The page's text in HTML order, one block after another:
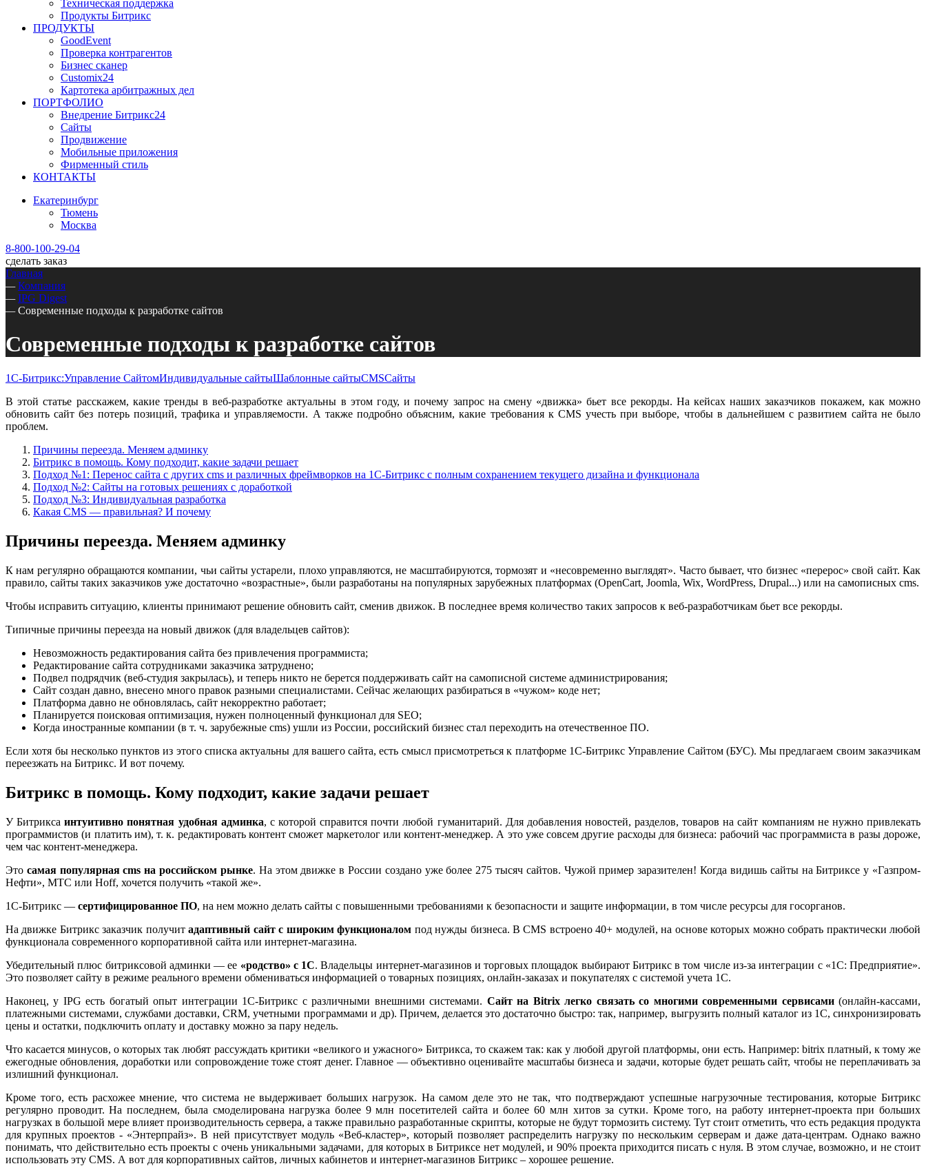
Техническая поддержка
Продукты Битрикс
ПРОДУКТЫ
GoodEvent
Проверка контрагентов
Бизнес сканер
Customix24
Картотека арбитражных дел
ПОРТФОЛИО
Внедрение Битрикс24
Сайты
Продвижение
Мобильные приложения
Фирменный стиль
КОНТАКТЫ
Екатеринбург
Тюмень
Москва
8-800-100-29-04
сделать заказ
Главная
— Компания
— IPG Digest
— Современные подходы к разработке сайтов
Современные подходы к разработке сайтов
1С-Битрикс:Управление СайтомИндивидуальные сайтыШаблонные сайтыCMSСайты
В этой статье расскажем, какие тренды в веб-разработке актуальны в этом году, и почему запрос на смену «движка» бьет все рекорды. На кейсах наших заказчиков покажем, как можно
обновить сайт без потерь позиций, трафика и управляемости. А также подробно объясним, какие требования к CMS учесть при выборе, чтобы в дальнейшем с развитием сайта не было
проблем.
Причины переезда. Меняем админку
Битрикс в помощь. Кому подходит, какие задачи решает
Подход №1: Перенос сайта с других cms и различных фреймворков на 1С-Битрикс с полным сохранением текущего дизайна и функционала
Подход №2: Сайты на готовых решениях с доработкой
Подход №3: Индивидуальная разработка
Какая СMS — правильная? И почему
Причины переезда. Меняем админку
К нам регулярно обращаются компании, чьи сайты устарели, плохо управляются, не масштабируются, тормозят и «несовременно выглядят». Часто бывает, что бизнес «перерос» свой сайт. Как
правило, сайты таких заказчиков уже достаточно «возрастные», были разработаны на популярных зарубежных платформах (OpenCart, Joomla, Wix, WordPress, Drupal...) или на самописных cms.
Чтобы исправить ситуацию, клиенты принимают решение обновить сайт, сменив движок. В последнее время количество таких запросов к веб-разработчикам бьет все рекорды.
Типичные причины переезда на новый движок (для владельцев сайтов):
Невозможность редактирования сайта без привлечения программиста;
Редактирование сайта сотрудниками заказчика затруднено;
Подвел подрядчик (веб-студия закрылась), и теперь никто не берется поддерживать сайт на самописной системе администрирования;
Сайт создан давно, внесено много правок разными специалистами. Сейчас желающих разбираться в «чужом» коде нет;
Платформа давно не обновлялась, сайт некорректно работает;
Планируется поисковая оптимизация, нужен полноценный функционал для SEO;
Когда иностранные компании (в т. ч. зарубежные cms) ушли из России, российский бизнес стал переходить на отечественное ПО.
Если хотя бы несколько пунктов из этого списка актуальны для вашего сайта, есть смысл присмотреться к платформе 1С-Битрикс Управление Сайтом (БУС). Мы предлагаем своим заказчикам
переезжать на Битрикс. И вот почему.
Битрикс в помощь. Кому подходит, какие задачи решает
У Битриксаинтуитивно понятная удобная админка, с которой справится почти любой гуманитарий. Для добавления новостей, разделов, товаров на сайт компаниям не нужно привлекать
программистов (и платить им), т. к. редактировать контент сможет маркетолог или контент-менеджер. А это уже совсем другие расходы для бизнеса: рабочий час программиста в разы дороже,
чем час контент-менеджера.
Это самая популярная cms на российском рынке. На этом движке в России создано уже более 275 тысяч сайтов. Чужой пример заразителен! Когда видишь сайты на Битриксе у «Газпром-
Нефти», МТС или Hoff, хочется получить «такой же».
1С-Битрикс — сертифицированное ПО, на нем можно делать сайты с повышенными требованиями к безопасности и защите информации, в том числе ресурсы для госорганов.
На движке Битрикс заказчик получитадаптивный сайт с широким функционалом под нужды бизнеса. В CMS встроено 40+ модулей, на основе которых можно собрать практически любой
функционала современного корпоративной сайта или интернет-магазина.
Убедительный плюс битриксовой админки — ее «родство» с 1С. Владельцы интернет-магазинов и торговых площадок выбирают Битрикс в том числе из-за интеграции с «1С: Предприятие».
Это позволяет сайту в режиме реального времени обмениваться информацией о товарных позициях, онлайн-заказах и покупателях с системой учета 1С.
Наконец, у IPG есть богатый опыт интеграции 1С-Битрикс с различными внешними системами. Сайт на Bitrix легко связать со многими современными сервисами(онлайн-кассами,
платежными системами, службами доставки, CRM, учетными программами и др). Причем, делается это достаточно быстро: так, например, выгрузить полный каталог из 1С, синхронизировать
цены и остатки, подключить оплату и доставку можно за пару недель.
Что касается минусов, о которых так любят рассуждать критики «великого и ужасного» Битрикса, то скажем так: как у любой другой платформы, они есть. Например: bitrix платный, к тому же
ежегодные обновления, доработки или сопровождение тоже стоят денег. Главное — объективно оценивайте масштабы бизнеса и задачи, которые будет решать сайт, чтобы не переплачивать за
излишний функционал.
Кроме того, есть расхожее мнение, что система не выдерживает больших нагрузок. На самом деле это не так, что подтверждают успешные нагрузочные тестирования, которые Битрикс
регулярно проводит. На последнем, была смоделирована нагрузка более 9 млн посетителей сайта и более 60 млн хитов за сутки. Кроме того, на работу интернет-проекта при больших
нагрузках в большой мере влияет производительность сервера, а также правильно разработанные скрипты, которые не будут тормозить систему. Тут стоит отметить, что есть редакция продукта
для крупных проектов - «Энтерпрайз». В ней присутствует модуль «Веб-кластер», который позволяет распределить нагрузку по нескольким серверам и даже дата-центрам. Однако важно
понимать, что действительно есть проекты с очень уникальными задачами, для которых в Битриксе нет модулей, и 90% проекта приходится писать с нуля. В этом случае, возможно, и не стоит
использовать эту CMS. А вот для корпоративных сайтов, личных кабинетов и интернет-магазинов Битрикс – хорошее решение.